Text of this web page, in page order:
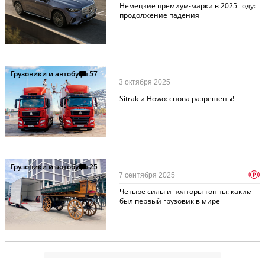
Немецкие премиум-марки в 2025 году:
продолжение падения
Грузовики и автобусы57
Sitrak и Howo: снова разрешены!
3 октября 2025
Грузовики и автобусы25
Четыре силы и полторы тонны: каким
был первый грузовик в мире
7 сентября 2025 p